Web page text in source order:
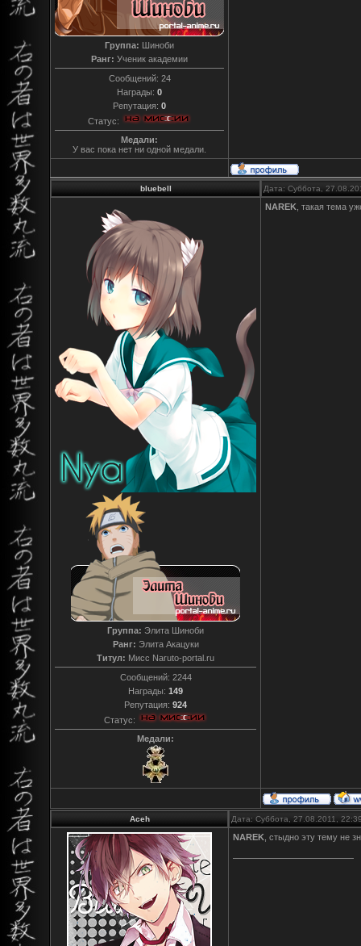
Группа: Шиноби
Ранг: Ученик академии
Сообщений: 24
Награды: 0
Репутация: 0
Статус:
Медали:
У вас пока нет ни одной медали.
bluebell Дата: Суббота,
Группа: Элита Шиноби
Ранг: Элита Акацуки
Титул: Мисс Naruto-portal.ru
Сообщений: 2244
Награды: 149
Репутация: 924
Статус:
Медали:
NAREK , такая тема
Aceh Дата: Суббота, 27.08.2011,
NAREK , стыдно эту тему не